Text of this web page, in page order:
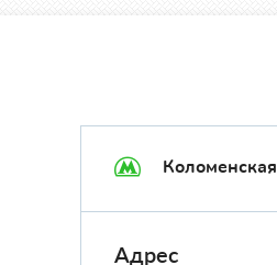
Коломенская
Адрес